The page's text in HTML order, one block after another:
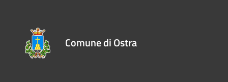
Comune di Ostra